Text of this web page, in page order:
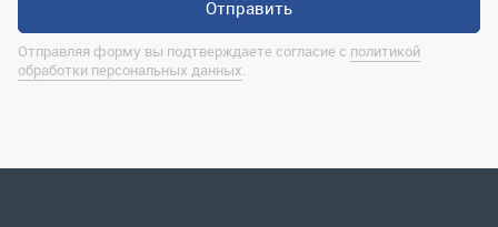
Контактная информация
marina@uralrsmiass.ru